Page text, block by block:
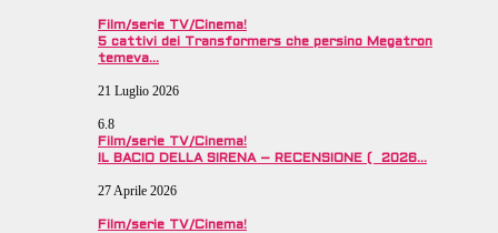
Film/serie TV/Cinema!
5 cattivi dei Transformers che persino Megatron
temeva…
21 Luglio 2026
6.8
Film/serie TV/Cinema!
IL BACIO DELLA SIRENA – RECENSIONE ( 2026…
27 Aprile 2026
Film/serie TV/Cinema!